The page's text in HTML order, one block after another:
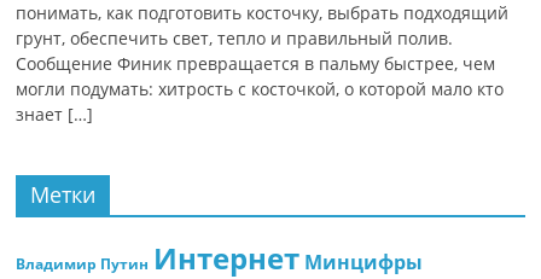
понимать, как подготовить косточку, выбрать подходящий
грунт, обеспечить свет, тепло и правильный полив.
Сообщение Финик превращается в пальму быстрее, чем
могли подумать: хитрость с косточкой, о которой мало кто
знает […]
Метки
Владимир Путин Интернет Минцифры